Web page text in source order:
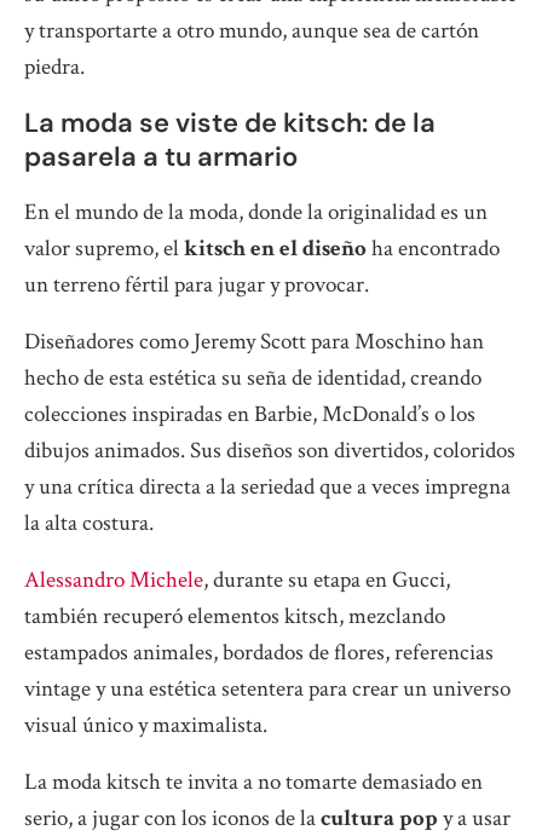
y transportarte a otro mundo, aunque sea de cartón
piedra.
La moda se viste de kitsch: de la
pasarela a tu armario
En el mundo de la moda, donde la originalidad es un
valor supremo, elkitsch en el diseñoha encontrado
un terreno fértil para jugar y provocar.
Diseñadores como Jeremy Scott para Moschino han
hecho de esta estética su seña de identidad, creando
colecciones inspiradas en Barbie, McDonald’s o los
dibujos animados. Sus diseños son divertidos, coloridos
y una crítica directa a la seriedad que a veces impregna
la alta costura.
Alessandro Michele, durante su etapa en Gucci,
también recuperó elementos kitsch, mezclando
estampados animales, bordados de flores, referencias
vintage y una estética setentera para crear un universo
visual único y maximalista.
La moda kitsch te invita a no tomarte demasiado en
serio, a jugar con los iconos de lacultura pop y a usar